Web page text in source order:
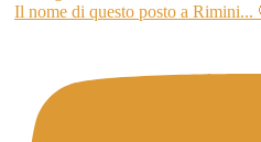
Il nome di questo posto a Rimini...